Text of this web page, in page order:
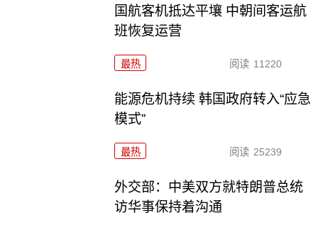
国航客机抵达平壤 中朝间客运航
班恢复运营
最热 阅读 11220
能源危机持续 韩国政府转入“应急
模式”
最热 阅读 25239
外交部：中美双方就特朗普总统
访华事保持着沟通